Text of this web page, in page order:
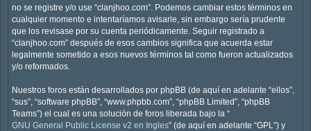
no se registre y/o use “clanjhoo.com”. Podemos cambiar estos términos en
cualquier momento e intentaríamos avisarle, sin embargo sería prudente
que los revisase por su cuenta periódicamente. Seguir registrado a
“clanjhoo.com” después de esos cambios significa que acuerda estar
legalmente sometido a esos nuevos términos tal como fueron actualizados
y/o reformados.
Nuestros foros están desarrollados por phpBB (de aquí en adelante “ellos”,
“sus”, “software phpBB”, “www.phpbb.com”, “phpBB Limited”, “phpBB
Teams”) el cual es una solución de foros liberada bajo la “
GNU General Public License v2 en Ingles” (de aquí en adelante “GPL”) y